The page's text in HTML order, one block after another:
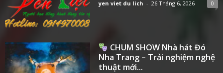
yen viet du lich - 26 Tháng 6, 2026 0
CHUM SHOW Nhà hát Đó
Nha Trang – Trải nghiệm nghệ
thuật mới...